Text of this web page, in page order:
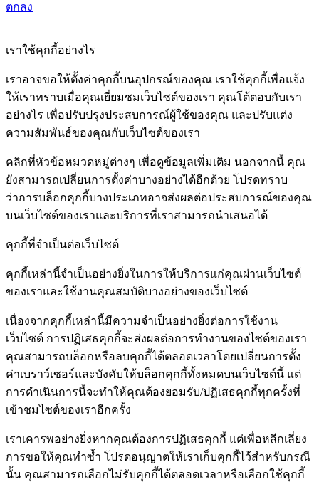
ตกลง
เราใช้คุกกี้อย่างไร
เราอาจขอให้ตั้งค่าคุกกี้บนอุปกรณ์ของคุณ เราใช้คุกกี้เพื่อแจ้ง
ให้เราทราบเมื่อคุณเยี่ยมชมเว็บไซต์ของเรา คุณโต้ตอบกับเรา
อย่างไร เพื่อปรับปรุงประสบการณ์ผู้ใช้ของคุณ และปรับแต่ง
ความสัมพันธ์ของคุณกับเว็บไซต์ของเรา
คลิกที่หัวข้อหมวดหมู่ต่างๆ เพื่อดูข้อมูลเพิ่มเติม นอกจากนี้ คุณ
ยังสามารถเปลี่ยนการตั้งค่าบางอย่างได้อีกด้วย โปรดทราบ
ว่าการบล็อกคุกกี้บางประเภทอาจส่งผลต่อประสบการณ์ของคุณ
บนเว็บไซต์ของเราและบริการที่เราสามารถนำเสนอได้
คุกกี้ที่จำเป็นต่อเว็บไซต์
คุกกี้เหล่านี้จำเป็นอย่างยิ่งในการให้บริการแก่คุณผ่านเว็บไซต์
ของเราและใช้งานคุณสมบัติบางอย่างของเว็บไซต์
เนื่องจากคุกกี้เหล่านี้มีความจำเป็นอย่างยิ่งต่อการใช้งาน
เว็บไซต์ การปฏิเสธคุกกี้จะส่งผลต่อการทำงานของไซต์ของเรา
คุณสามารถบล็อกหรือลบคุกกี้ได้ตลอดเวลาโดยเปลี่ยนการตั้ง
ค่าเบราว์เซอร์และบังคับให้บล็อกคุกกี้ทั้งหมดบนเว็บไซต์นี้ แต่
การดำเนินการนี้จะทำให้คุณต้องยอมรับ/ปฏิเสธคุกกี้ทุกครั้งที่
เข้าชมไซต์ของเราอีกครั้ง
เราเคารพอย่างยิ่งหากคุณต้องการปฏิเสธคุกกี้ แต่เพื่อหลีกเลี่ยง
การขอให้คุณทำซ้ำ โปรดอนุญาตให้เราเก็บคุกกี้ไว้สำหรับกรณี
นั้น คุณสามารถเลือกไม่รับคุกกี้ได้ตลอดเวลาหรือเลือกใช้คุกกี้